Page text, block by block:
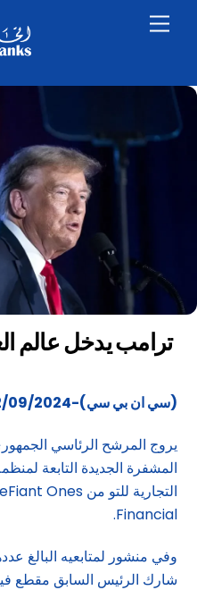
ترامب يدخل عالم
(سي ان بي سي)-02/09/2024
يروج المرشح الرئاسي
المشفرة الجديدة التابعة
Financial.
شارك الرئيس السابق مقطع